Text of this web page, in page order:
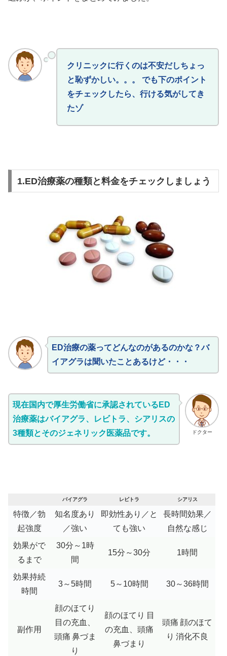
クリニックに行くのは不安だしちょっ
と恥ずかしい。。。 でも下のポイント
をチェックしたら、行ける気がしてき
たゾ
1.ED治療薬の種類と料金をチェックしましょう
ED治療の薬ってどんなのがあるのかな？バ
イアグラは聞いたことあるけど・・・
ドクター
現在国内で厚生労働省に承認されているED
治療薬はバイアグラ、レビトラ、シアリスの
3種類とそのジェネリック医薬品です。
バイアグラ レビトラ シアリス
特徴／勃
起強度
知名度あり
／強い
即効性あり／と
ても強い
長時間効果／
自然な感じ
効果がで
るまで
30分～1時
間
15分～30分 1時間
効果持続
時間
3～5時間 5～10時間 30～36時間
副作用
顔のほてり
目の充血、
頭痛 鼻づま
り
顔のほてり 目
の充血、頭痛
鼻づまり
頭痛 顔のほて
り 消化不良